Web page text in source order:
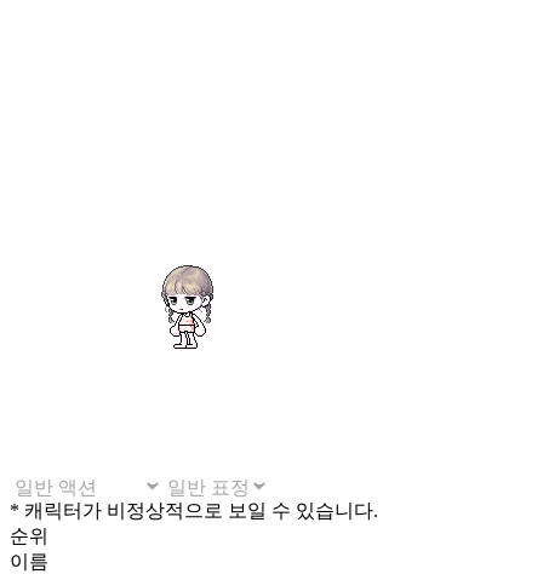
* 캐릭터가 비정상적으로 보일 수 있습니다.
순위
이름